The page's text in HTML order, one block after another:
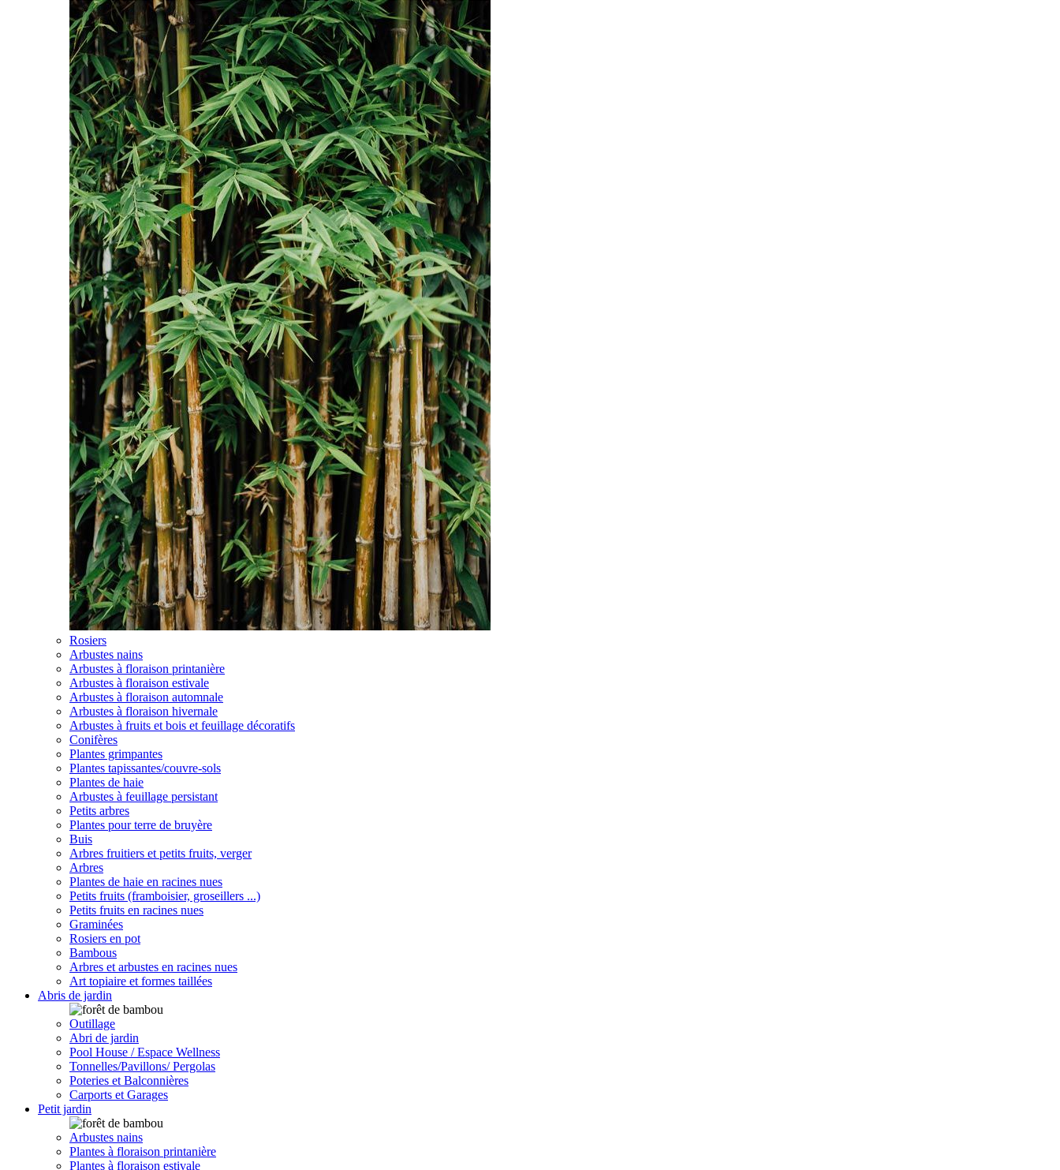
Rosiers
Arbustes nains
Arbustes à floraison printanière
Arbustes à floraison estivale
Arbustes à floraison automnale
Arbustes à floraison hivernale
Arbustes à fruits et bois et feuillage décoratifs
Conifères
Plantes grimpantes
Plantes tapissantes/couvre-sols
Plantes de haie
Arbustes à feuillage persistant
Petits arbres
Plantes pour terre de bruyère
Buis
Arbres fruitiers et petits fruits, verger
Arbres
Plantes de haie en racines nues
Petits fruits (framboisier, groseillers ...)
Petits fruits en racines nues
Graminées
Rosiers en pot
Bambous
Arbres et arbustes en racines nues
Art topiaire et formes taillées
Abris de jardin
Outillage
Abri de jardin
Pool House / Espace Wellness
Tonnelles/Pavillons/ Pergolas
Poteries et Balconnières
Carports et Garages
Petit jardin
Arbustes nains
Plantes à floraison printanière
Plantes à floraison estivale